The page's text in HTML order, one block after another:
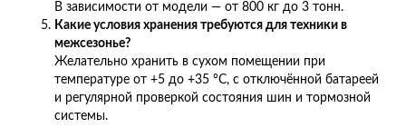
В зависимости от модели — от 800 кг до 3 тонн.
Какие условия хранения требуются для техники в
межсезонье?
Желательно хранить в сухом помещении при
температуре от +5 до +35 °C, с отключённой батареей
и регулярной проверкой состояния шин и тормозной
системы.